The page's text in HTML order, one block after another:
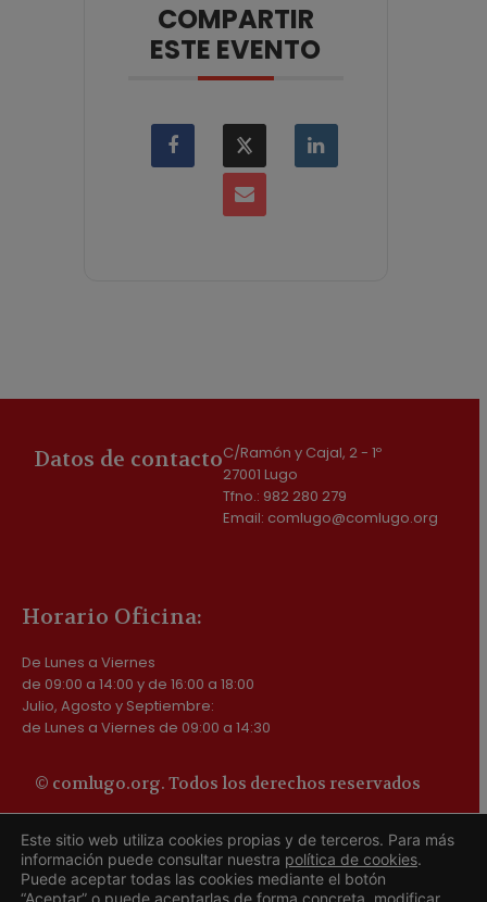
COMPARTIR
ESTE EVENTO
Datos de contactoC/Ramón y Cajal, 2 - 1º
27001 Lugo
Tfno.: 982 280 279
Email: comlugo@comlugo.org
Horario Oficina:
De Lunes a Viernes
de 09:00 a 14:00 y de 16:00 a 18:00
Julio, Agosto y Septiembre:
de Lunes a Viernes de 09:00 a 14:30
© comlugo.org. Todos los derechos reservados
Política de cookies
Aviso legal
Actividades de Tratamiento
Este sitio web utiliza cookies propias y de terceros. Para más
información puede consultar nuestra política de cookies.
Puede aceptar todas las cookies mediante el botón
“Aceptar” o puede aceptarlas de forma concreta, modificar